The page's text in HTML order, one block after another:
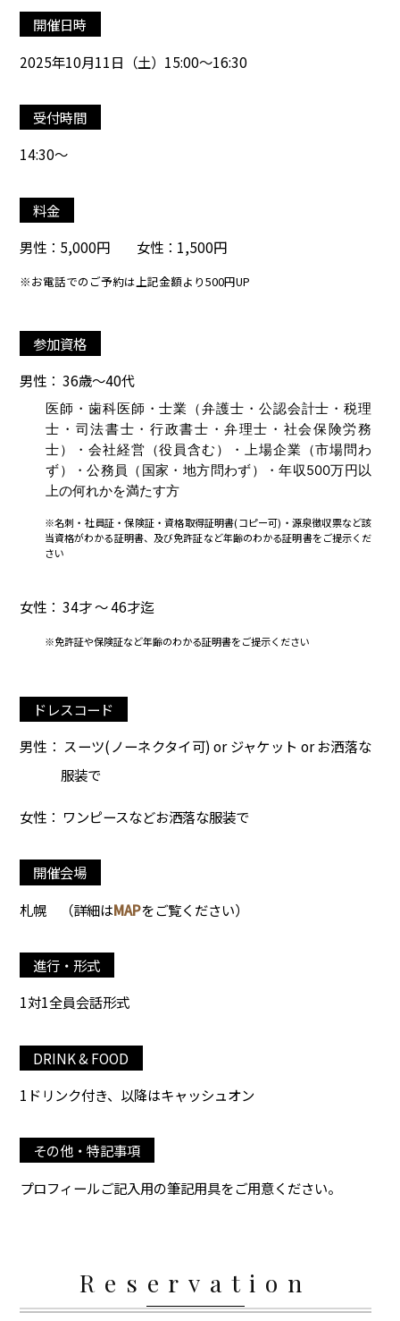
開催日時
2025年10月11日（土）15:00～16:30
受付時間
14:30～
料金
男性：5,000円 女性：1,500円
※お電話でのご予約は上記金額より500円UP
参加資格
男性： 36歳～40代
医師・歯科医師・士業（弁護士・公認会計士・税理
士・司法書士・行政書士・弁理士・社会保険労務
士）・会社経営（役員含む）・上場企業（市場問わ
ず）・公務員（国家・地方問わず）・年収500万円以
上の何れかを満たす方
※名刺・社員証・保険証・資格取得証明書(コピー可)・源泉徴収票など該
当資格がわかる証明書、及び免許証など年齢のわかる証明書をご提示くだ
さい
女性： 34才 ～ 46才迄
※免許証や保険証など年齢のわかる証明書をご提示ください
ドレスコード
男性： スーツ(ノーネクタイ可) or ジャケット or お洒落な
服装で
女性： ワンピースなどお洒落な服装で
開催会場
札幌
（詳細はMAPをご覧ください）
進行・形式
1対1全員会話形式
DRINK & FOOD
1ドリンク付き、以降はキャッシュオン
その他・特記事項
プロフィールご記入用の筆記用具をご用意ください。
Reservation